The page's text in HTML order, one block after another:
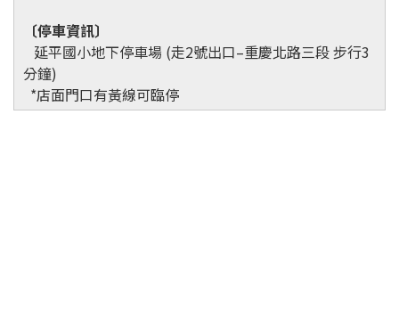
〔停車資訊〕
延平國小地下停車場 (走2號出口–重慶北路三段 步行3
分鐘)
*店面門口有黃線可臨停